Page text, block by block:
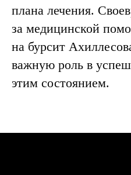
плана лечения.
за медицинской
на бурсит
важную роль в
этим состоянием.